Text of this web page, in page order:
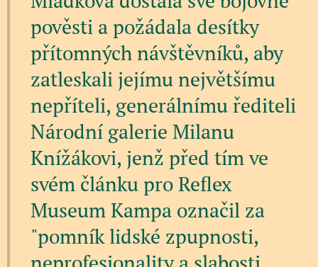
pověsti a požádala desítky
přítomných návštěvníků, aby
zatleskali jejímu největšímu
nepříteli, generálnímu řediteli
Národní galerie Milanu
Knížákovi, jenž před tím ve
svém článku pro Reflex
Museum Kampa označil za
"pomník lidské zpupnosti,